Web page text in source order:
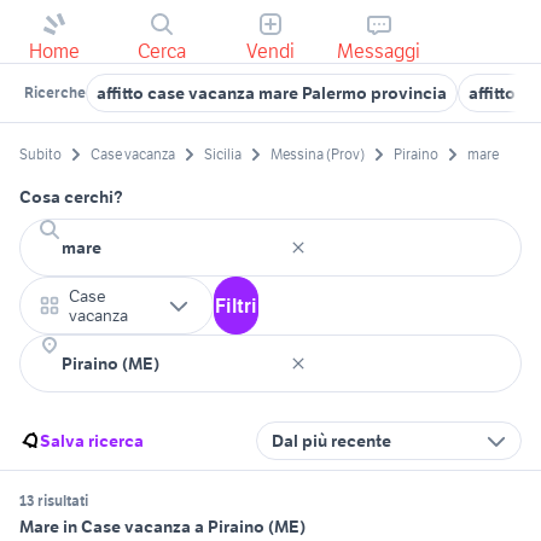
Home Cerca Vendi Messaggi
Ricerche affitto case vacanza mare Palermo provincia affitto
Subito Case vacanza Sicilia Messina (Prov) Piraino mare
Cosa cerchi?
Case
vacanza
Filtri
Salva ricerca Dal più recente
13 risultati
Mare in Case vacanza a Piraino (ME)